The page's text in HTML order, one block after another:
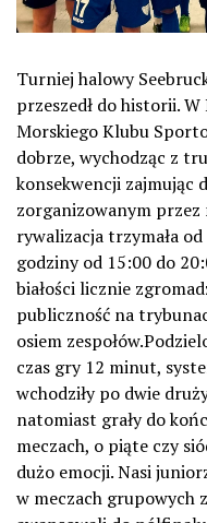
Turniej halowy
przeszedł do historii.
Morskiego Klubu
dobrze, wychodząc z
konsekwencji zajmując
zorganizowanym
rywalizacja trzymała
godziny od 15:00 do
białości licznie
publiczność na
osiem
czas gry 12 minut,
wchodziły po dwie
natomiast grały do
meczach, o piąte czy
dużo emocji. Nasi
w meczach grupowych